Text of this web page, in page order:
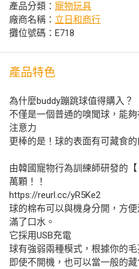
產品分類： 寵物玩具
廠商名稱： 立日和商行
攤位號碼：E718
產品特色
為什麼buddy蹦跳球值得購入？
不僅是一個普通的嗅聞球，能
注意力
更棒的是！球的表面有可藏食
由韓國寵物行為訓練師研發的
萬顆！！
https://reurl.cc/yR5Ke2
球的棉布可以與機身分開，方
滿了口水。
它採用USB充電
球有強弱兩種模式，根據你的
即使不開機，也可以當一般的